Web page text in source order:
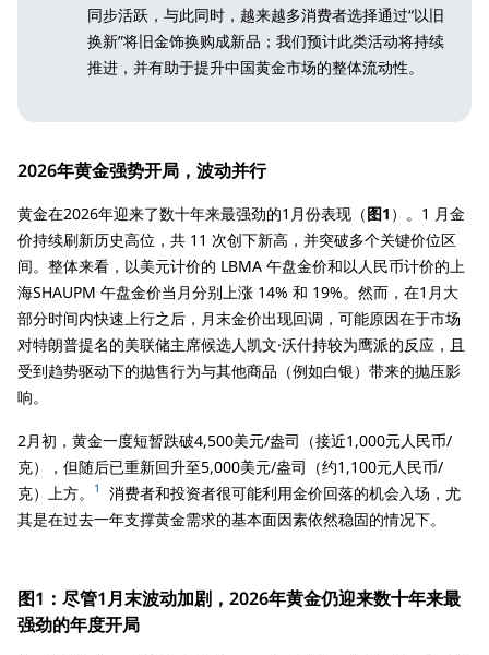
同步活跃，与此同时，越来越多消费者选择通过“以旧
换新”将旧金饰换购成新品；我们预计此类活动将持续
推进，并有助于提升中国黄金市场的整体流动性。
2026年黄金强势开局，波动并行
黄金在2026年迎来了数十年来最强劲的1月份表现（图1 ）。1 月金
价持续刷新历史高位，共 11 次创下新高，并突破多个关键价位区
间。整体来看，以美元计价的 LBMA 午盘金价和以人民币计价的上
海SHAUPM 午盘金价当月分别上涨 14% 和 19%。然而，在1月大
部分时间内快速上行之后，月末金价出现回调，可能原因在于市场
对特朗普提名的美联储主席候选人凯文·沃什持较为鹰派的反应，且
受到趋势驱动下的抛售行为与其他商品（例如白银）带来的抛压影
响。
2月初，黄金一度短暂跌破4,500美元/盎司（接近1,000元人民币/
克），但随后已重新回升至5,000美元/盎司（约1,100元人民币/
克）上方。
1
消费者和投资者很可能利用金价回落的机会入场，尤
其是在过去一年支撑黄金需求的基本面因素依然稳固的情况下。
图1：尽管1月末波动加剧，2026年黄金仍迎来数十年来最
强劲的年度开局